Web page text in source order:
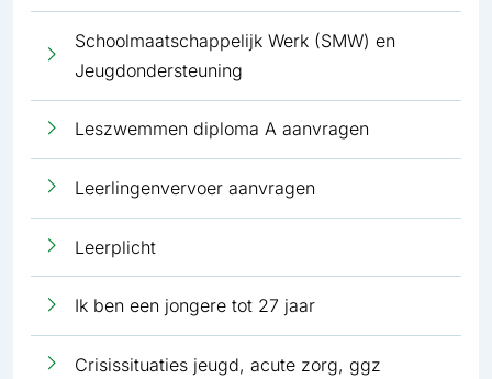
Schoolmaatschappelijk Werk (SMW) en
Jeugdondersteuning
Leszwemmen diploma A aanvragen
Leerlingenvervoer aanvragen
Leerplicht
Ik ben een jongere tot 27 jaar
Crisissituaties jeugd, acute zorg, ggz